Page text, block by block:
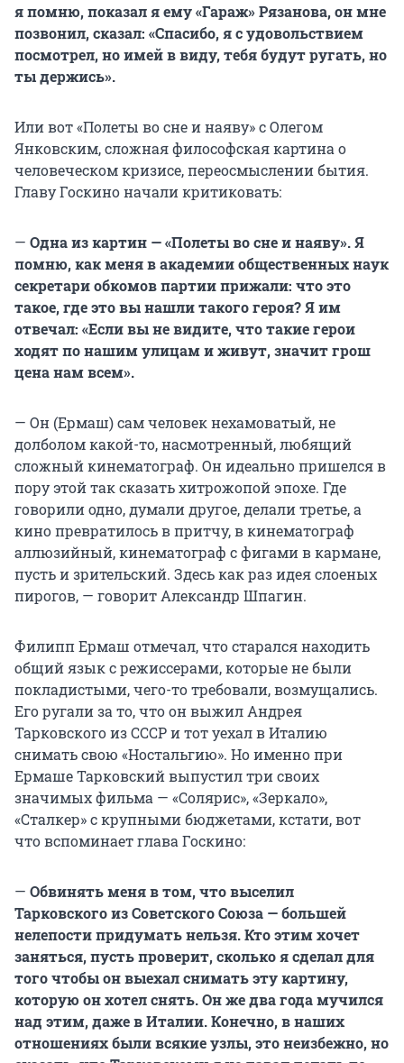
я помню, показал я ему «Гараж» Рязанова, он мне
позвонил, сказал: «Спасибо, я с удовольствием
посмотрел, но имей в виду, тебя будут ругать, но
ты держись».
Или вот «Полеты во сне и наяву» с Олегом
Янковским, сложная философская картина о
человеческом кризисе, переосмыслении бытия.
Главу Госкино начали критиковать:
— Одна из картин — «Полеты во сне и наяву». Я
помню, как меня в академии общественных наук
секретари обкомов партии прижали: что это
такое, где это вы нашли такого героя? Я им
отвечал: «Если вы не видите, что такие герои
ходят по нашим улицам и живут, значит грош
цена нам всем».
— Он (Ермаш) сам человек нехамоватый, не
долболом какой-то, насмотренный, любящий
сложный кинематограф. Он идеально пришелся в
пору этой так сказать хитрожопой эпохе. Где
говорили одно, думали другое, делали третье, а
кино превратилось в притчу, в кинематограф
аллюзийный, кинематограф с фигами в кармане,
пусть и зрительский. Здесь как раз идея слоеных
пирогов, — говорит Александр Шпагин.
Филипп Ермаш отмечал, что старался находить
общий язык с режиссерами, которые не были
покладистыми, чего-то требовали, возмущались.
Его ругали за то, что он выжил Андрея
Тарковского из СССР и тот уехал в Италию
снимать свою «Ностальгию». Но именно при
Ермаше Тарковский выпустил три своих
значимых фильма — «Солярис», «Зеркало»,
«Сталкер» с крупными бюджетами, кстати, вот
что вспоминает глава Госкино:
— Обвинять меня в том, что выселил
Тарковского из Советского Союза — большей
нелепости придумать нельзя. Кто этим хочет
заняться, пусть проверит, сколько я сделал для
того чтобы он выехал снимать эту картину,
которую он хотел снять. Он же два года мучился
над этим, даже в Италии. Конечно, в наших
отношениях были всякие узлы, это неизбежно, но